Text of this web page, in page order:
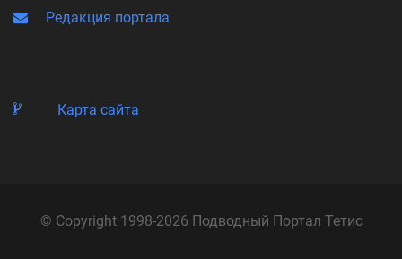
Редакция портала
Карта сайта
© Copyright 1998-2026 Подводный Портал Тетис